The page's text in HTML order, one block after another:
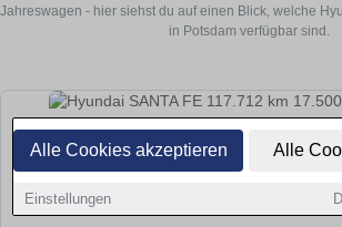
Alle Cookies akzeptieren Alle
Einstellungen
Jahreswagen - hier siehst du auf einen Blick, welche
in Potsdam verfügbar sind.